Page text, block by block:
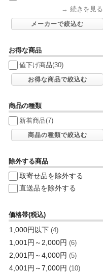
→ 続きを見る
メーカーで絞込む
お得な商品
値下げ商品(30)
お得な商品で絞込む
商品の種類
新着商品(7)
商品の種類で絞込む
除外する商品
取寄せ品を除外する
直送品を除外する
価格帯(税込)
1,000円以下 (4)
1,001円～2,000円 (6)
2,001円～4,000円 (5)
4,001円～7,000円 (10)